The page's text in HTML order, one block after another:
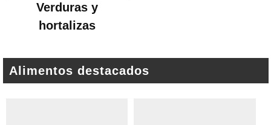
Verduras y
hortalizas
Alimentos destacados